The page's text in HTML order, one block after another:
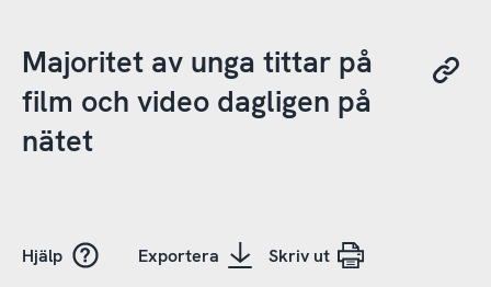
Majoritet av unga tittar på
film och video dagligen på
nätet
Hjälp Exportera Skriv ut